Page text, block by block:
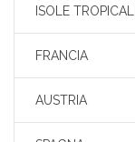
ISOLE TROPICALI
FRANCIA
AUSTRIA